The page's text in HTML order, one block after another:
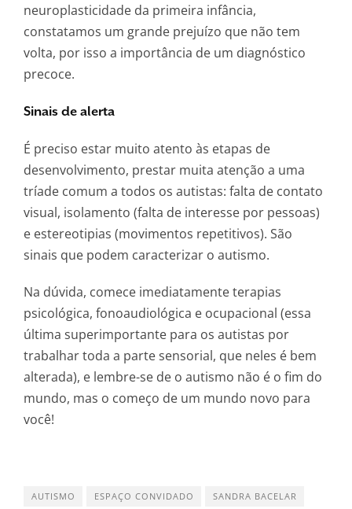
neuroplasticidade da primeira infância,
constatamos um grande prejuízo que não tem
volta, por isso a importância de um diagnóstico
precoce.
Sinais de alerta
É preciso estar muito atento às etapas de
desenvolvimento, prestar muita atenção a uma
tríade comum a todos os autistas: falta de contato
visual, isolamento (falta de interesse por pessoas)
e estereotipias (movimentos repetitivos). São
sinais que podem caracterizar o autismo.
Na dúvida, comece imediatamente terapias
psicológica, fonoaudiológica e ocupacional (essa
última superimportante para os autistas por
trabalhar toda a parte sensorial, que neles é bem
alterada), e lembre-se de o autismo não é o fim do
mundo, mas o começo de um mundo novo para
você!
AUTISMO ESPAÇO CONVIDADO SANDRA BACELAR